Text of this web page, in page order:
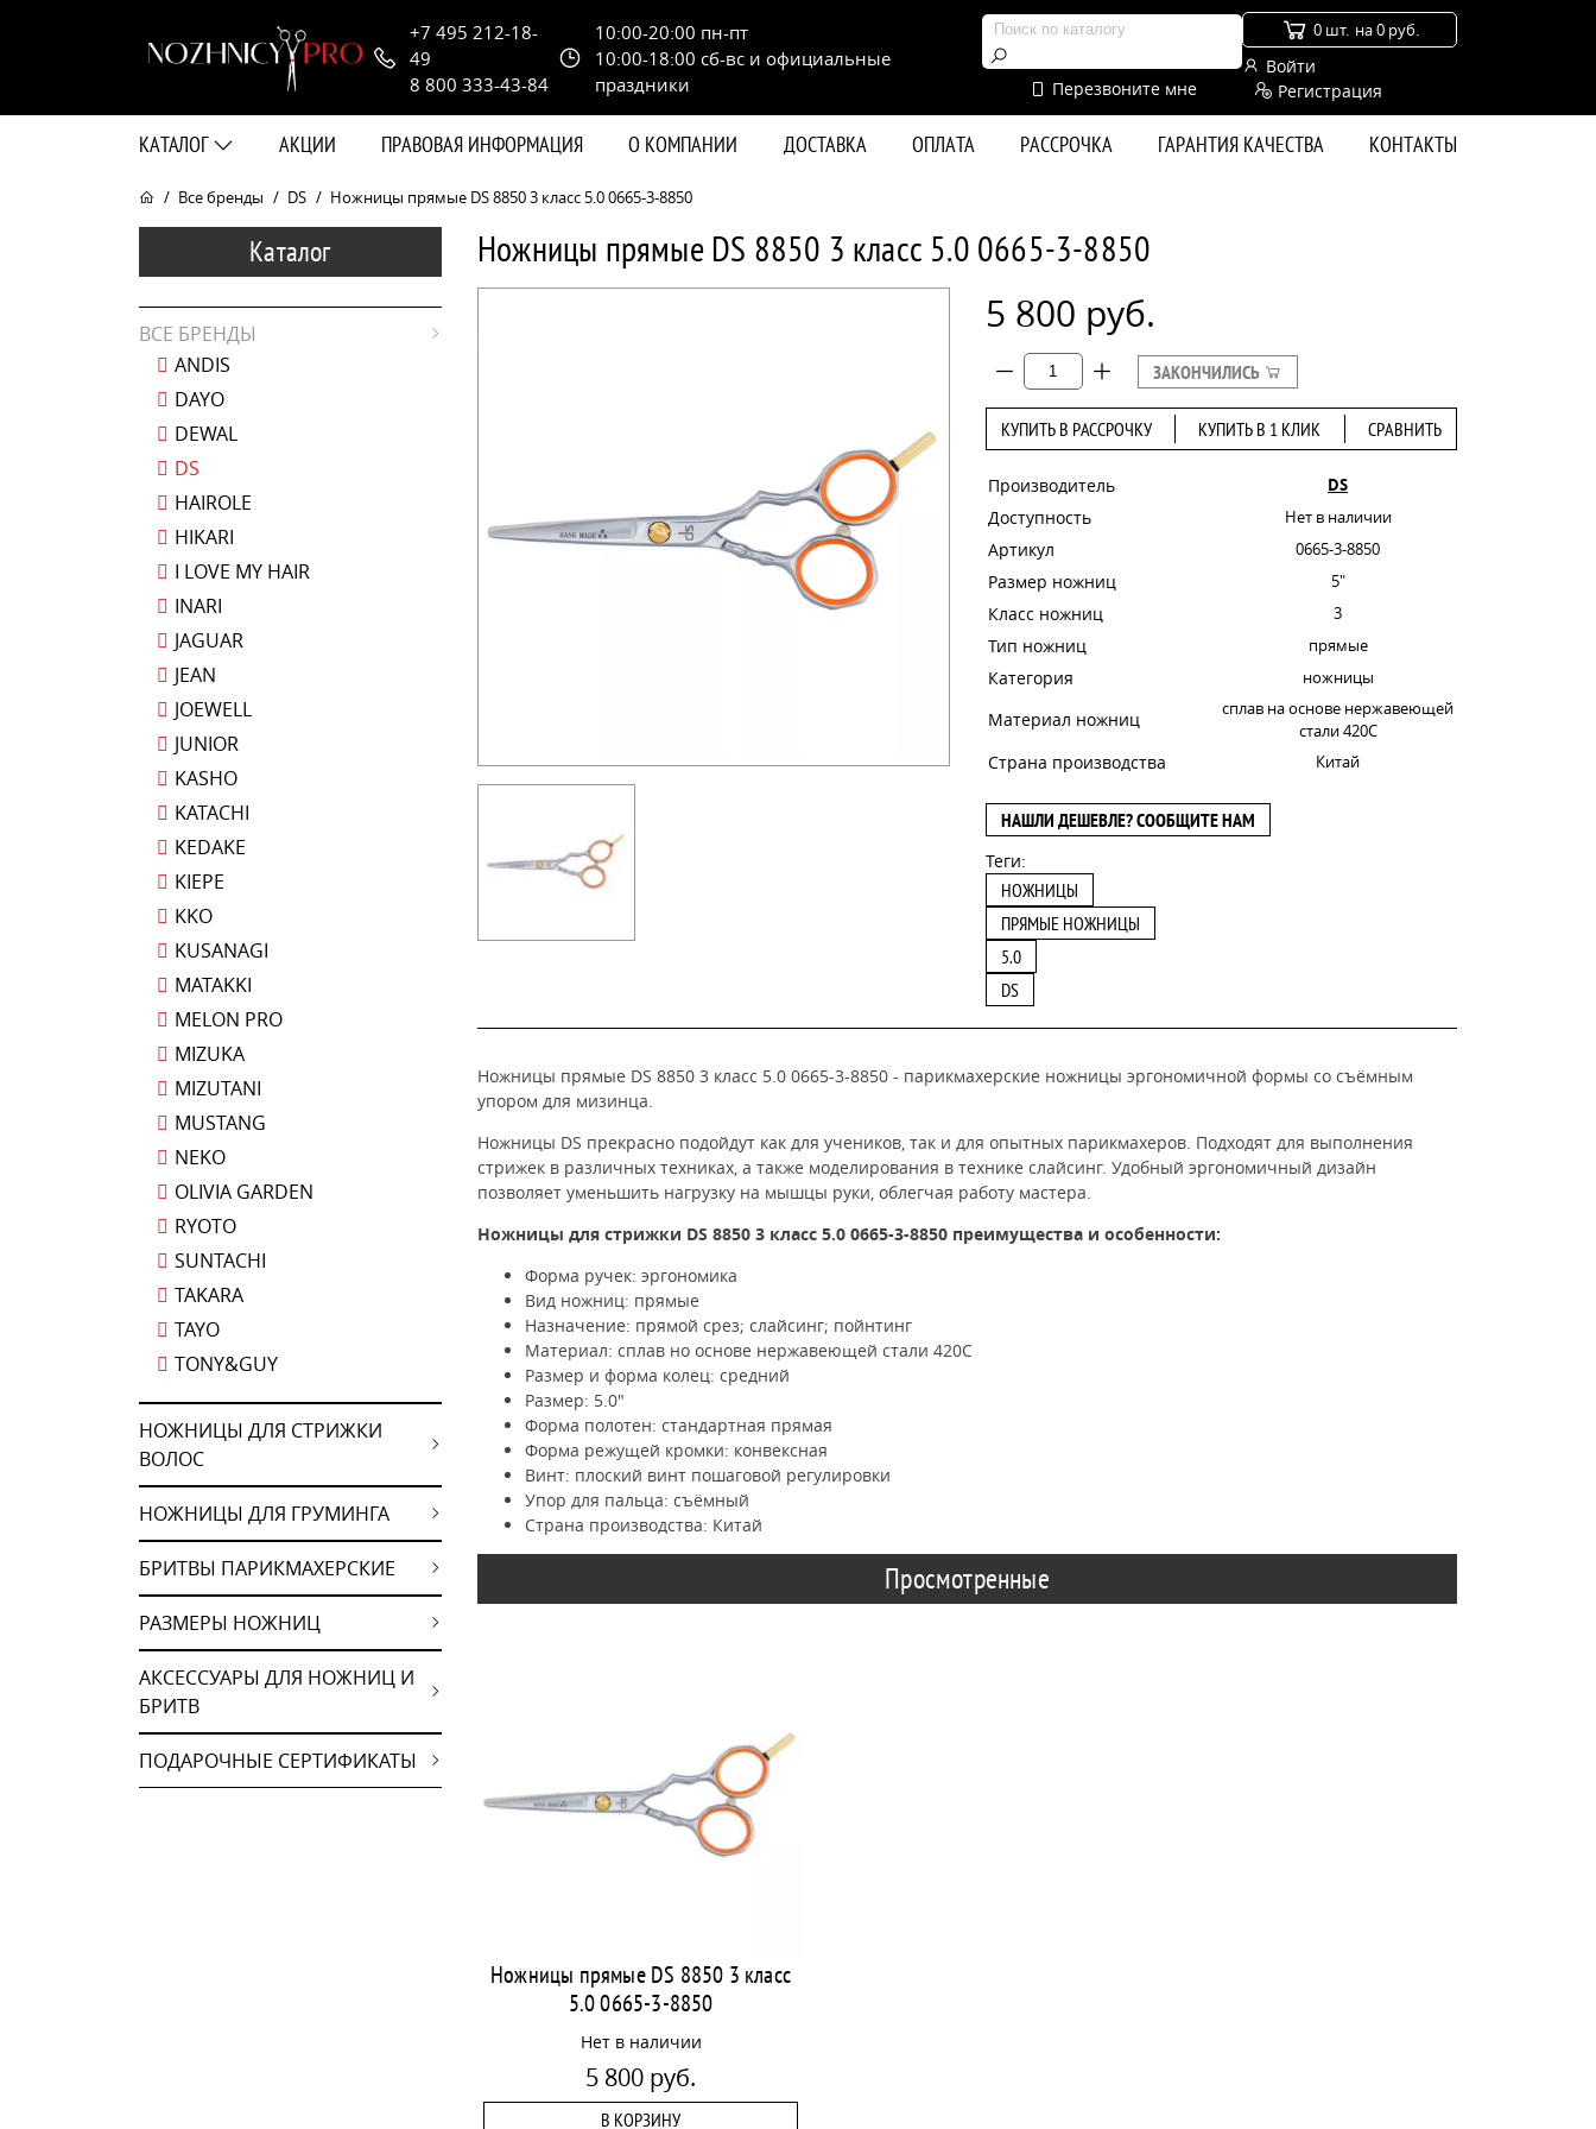
+7 495 212-18-
49
8 800 333-43-84
10:00-20:00 пн-пт
10:00-18:00 сб-вс и официальные
праздники
Перезвоните мне
0 шт. на 0 руб.
Войти
Регистрация
КАТАЛОГ АКЦИИ ПРАВОВАЯ ИНФОРМАЦИЯ О КОМПАНИИ ДОСТАВКА ОПЛАТА РАССРОЧКА ГАРАНТИЯ КАЧЕСТВА КОНТАКТЫ
Все бренды DS Ножницы прямые DS 8850 3 класс 5.0 0665-3-8850
Каталог
ВСЕ БРЕНДЫ
ANDIS
DAYO
DEWAL
DS
HAIROLE
HIKARI
I LOVE MY HAIR
INARI
JAGUAR
JEAN
JOEWELL
JUNIOR
KASHO
KATACHI
KEDAKE
KIEPE
KKO
KUSANAGI
MATAKKI
MELON PRO
MIZUKA
MIZUTANI
MUSTANG
NEKO
OLIVIA GARDEN
RYOTO
SUNTACHI
TAKARA
TAYO
TONY&GUY
НОЖНИЦЫ ДЛЯ СТРИЖКИ
ВОЛОС
НОЖНИЦЫ ДЛЯ ГРУМИНГА
БРИТВЫ ПАРИКМАХЕРСКИЕ
РАЗМЕРЫ НОЖНИЦ
АКСЕССУАРЫ ДЛЯ НОЖНИЦ И
БРИТВ
ПОДАРОЧНЫЕ СЕРТИФИКАТЫ
Ножницы прямые DS 8850 3 класс 5.0 0665-3-8850
5 800 руб.
ЗАКОНЧИЛИСЬ
КУПИТЬ В РАССРОЧКУ КУПИТЬ В 1 КЛИК СРАВНИТЬ
Производитель DS
Доступность Нет в наличии
Артикул 0665-3-8850
Размер ножниц 5"
Класс ножниц 3
Тип ножниц прямые
Категория ножницы
Материал ножниц
сплав на основе нержавеющей
стали 420C
Страна производства Китай
НАШЛИ ДЕШЕВЛЕ? СООБЩИТЕ НАМ
Теги:
НОЖНИЦЫ
ПРЯМЫЕ НОЖНИЦЫ
5.0
DS
Ножницы прямые DS 8850 3 класс 5.0 0665-3-8850 - парикмахерские ножницы эргономичной формы со съёмным
упором для мизинца.
Ножницы DS прекрасно подойдут как для учеников, так и для опытных парикмахеров. Подходят для выполнения
стрижек в различных техниках, а также моделирования в технике слайсинг. Удобный эргономичный дизайн
позволяет уменьшить нагрузку на мышцы руки, облегчая работу мастера.
Ножницы для стрижки DS 8850 3 класс 5.0 0665-3-8850 преимущества и особенности:
Форма ручек: эргономика
Вид ножниц: прямые
Назначение: прямой срез; слайсинг; пойнтинг
Материал: сплав но основе нержавеющей стали 420C
Размер и форма колец: средний
Размер: 5.0"
Форма полотен: стандартная прямая
Форма режущей кромки: конвексная
Винт: плоский винт пошаговой регулировки
Упор для пальца: съёмный
Страна производства: Китай
Просмотренные
Ножницы прямые DS 8850 3 класс
5.0 0665-3-8850
Нет в наличии
5 800 руб.
В КОРЗИНУ